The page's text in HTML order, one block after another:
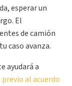
esperar un
El
de camión
caso avanza.
ayudará a
al acuerdo